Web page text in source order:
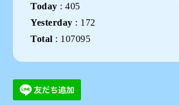
Today :405
Yesterday : 172
Total : 107095